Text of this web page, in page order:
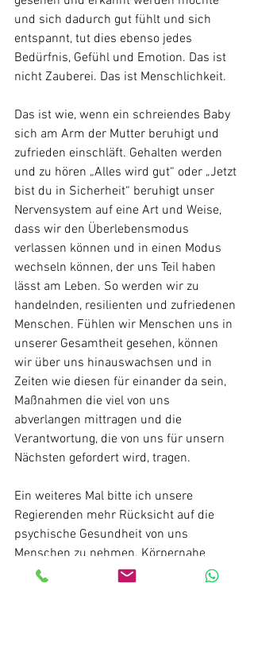
und sich dadurch gut fühlt und sich
entspannt, tut dies ebenso jedes
Bedürfnis, Gefühl und Emotion. Das ist
nicht Zauberei. Das ist Menschlichkeit.
Das ist wie, wenn ein schreiendes Baby
sich am Arm der Mutter beruhigt und
zufrieden einschläft. Gehalten werden
und zu hören „Alles wird gut“ oder „Jetzt
bist du in Sicherheit“ beruhigt unser
Nervensystem auf eine Art und Weise,
dass wir den Überlebensmodus
verlassen können und in einen Modus
wechseln können, der uns Teil haben
lässt am Leben. So werden wir zu
handelnden, resilienten und zufriedenen
Menschen. Fühlen wir Menschen uns in
unserer Gesamtheit gesehen, können
wir über uns hinauswachsen und in
Zeiten wie diesen für einander da sein,
Maßnahmen die viel von uns
abverlangen mittragen und die
Verantwortung, die von uns für unsern
Nächsten gefordert wird, tragen.
Ein weiteres Mal bitte ich unsere
Regierenden mehr Rücksicht auf die
psychische Gesundheit von uns
Menschen zu nehmen. Körpernahe
Dienstleister, die sich um das